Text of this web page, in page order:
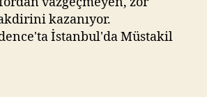
kazanıyor.